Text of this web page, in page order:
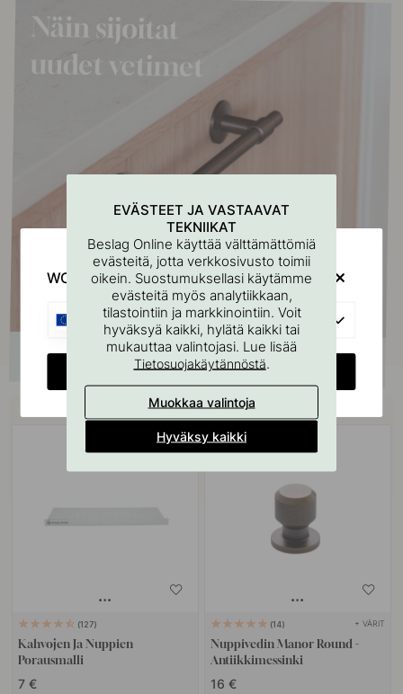
Osta yhdessä
127
Kahvojen Ja Nuppien
Porausmalli
7 €
14 + VÄRIT
Nuppivedin Manor Round -
Antiikkimessinki
16 €
EVÄSTEET JA VASTAAVAT
TEKNIIKAT
Beslag Online käyttää välttämättömiä
evästeitä, jotta verkkosivusto toimii
oikein. Suostumuksellasi käytämme
evästeitä myös analytiikkaan,
tilastointiin ja markkinointiin. Voit
hyväksyä kaikki, hylätä kaikki tai
mukauttaa valintojasi. Lue lisää
Tietosuojakäytännöstä.
Muokkaa valintoja
Hyväksy kaikki
WOULD YOU RATHER VISIT?
EU
CHANGE COUNTRY